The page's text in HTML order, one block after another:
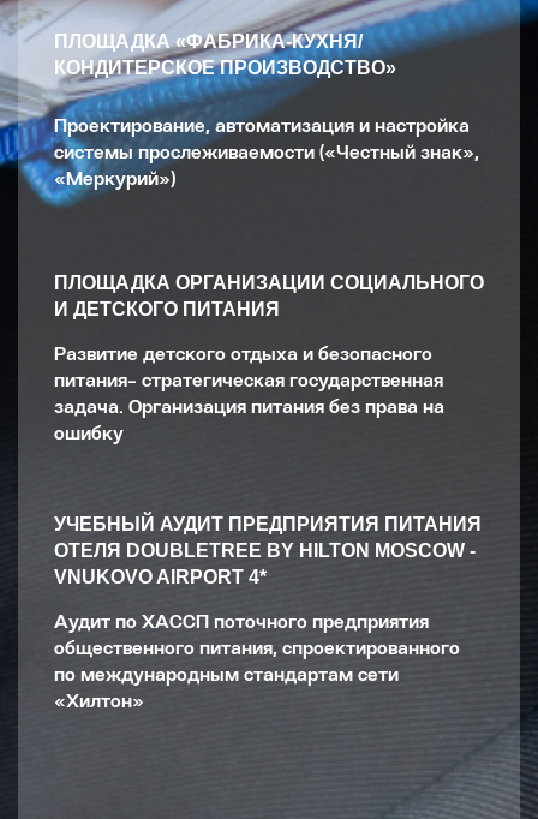
ПЛОЩАДКА «ФАБРИКА-КУХНЯ/
КОНДИТЕРСКОЕ ПРОИЗВОДСТВО»
Проектирование, автоматизация и настройка
системы прослеживаемости («Честный знак»,
«Меркурий»)
ПЛОЩАДКА ОРГАНИЗАЦИИ СОЦИАЛЬНОГО
И ДЕТСКОГО ПИТАНИЯ
Развитие детского отдыха и безопасного
питания- стратегическая государственная
задача. Организация питания без права на
ошибку
УЧЕБНЫЙ АУДИТ ПРЕДПРИЯТИЯ ПИТАНИЯ
ОТЕЛЯ DOUBLETREE BY HILTON MOSCOW -
VNUKOVO AIRPORT 4*
Аудит по ХАССП поточного предприятия
общественного питания, спроектированного
по международным стандартам сети
«Хилтон»